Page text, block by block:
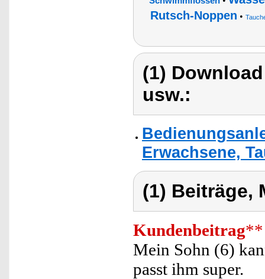
Rutsch-Noppen •
(1)
usw.:
Erwachsene,
(1) Beiträge,
Kundenbeitrag**
Mein Sohn (6)
passt ihm super.